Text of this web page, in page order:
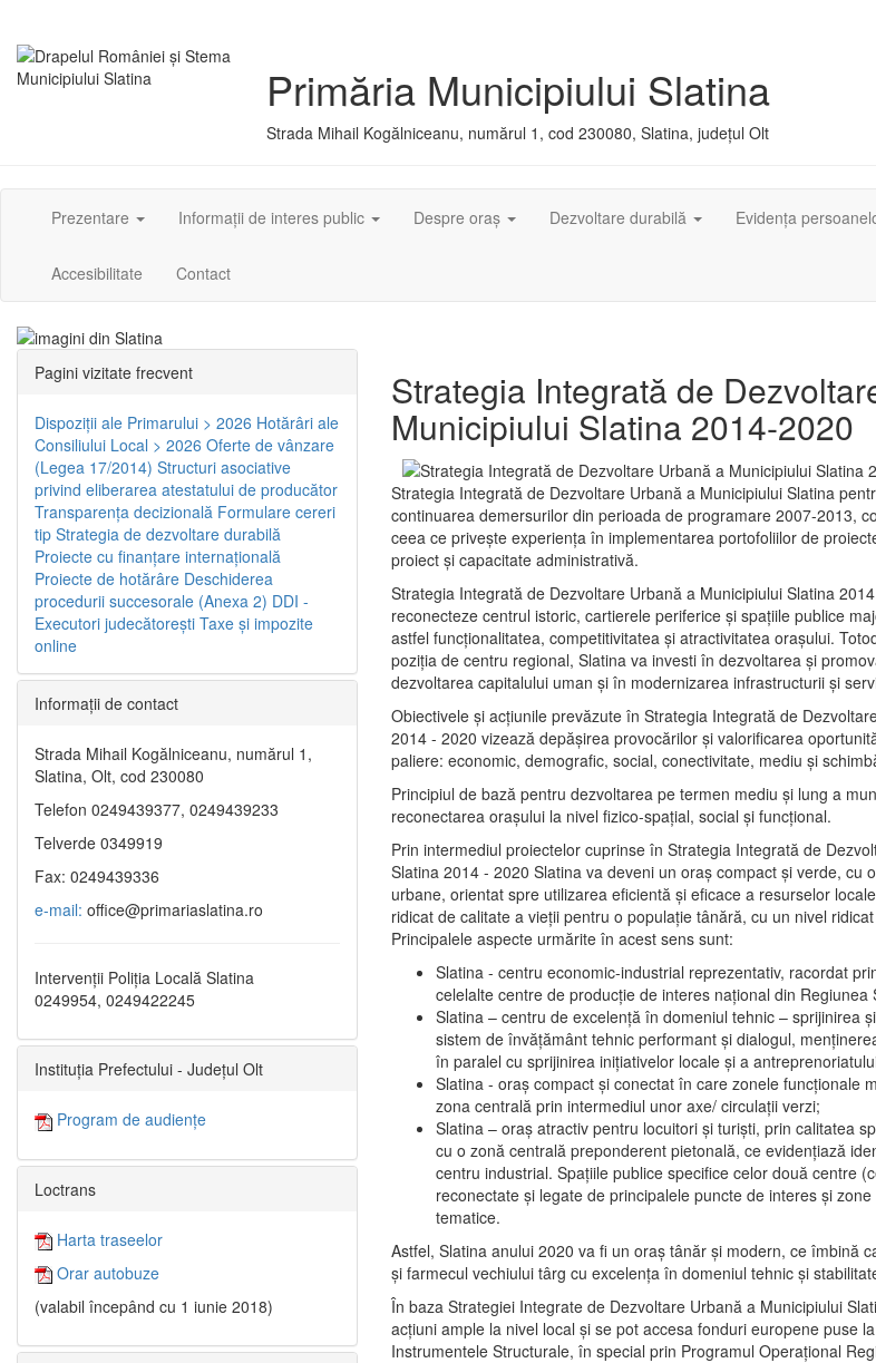
Primăria Municipiului Slatina
Strada Mihail Kogălniceanu, numărul 1, cod 230080, Slatina, județul Olt
Prezentare Informații de interes public Despre oraș Dezvoltare durabilă Evidența
Accesibilitate Contact
Strategia Integrată de
Municipiului Slatina 2014-2020
Strategia Integrată de Dezvoltare Urbană a Municipiului Slatina
continuarea demersurilor din perioada de programare 2007-2013,
ceea ce priveşte experienţa în implementarea portofoliilor de
proiect și capacitate administrativă.
Strategia Integrată de Dezvoltare Urbană a Municipiului Slatina
reconecteze centrul istoric, cartierele periferice şi spaţiile publice
astfel funcţionalitatea, competitivitatea şi atractivitatea oraşului.
poziţia de centru regional, Slatina va investi în dezvoltarea şi
dezvoltarea capitalului uman şi în modernizarea infrastructurii şi
Obiectivele şi acţiunile prevăzute în Strategia Integrată de
2014 - 2020 vizează depășirea provocărilor şi valorificarea
paliere: economic, demografic, social, conectivitate, mediu şi
Principiul de bază pentru dezvoltarea pe termen mediu şi lung a
reconectarea oraşului la nivel fizico-spaţial, social şi funcţional.
Prin intermediul proiectelor cuprinse în Strategia Integrată de
Slatina 2014 - 2020 Slatina va deveni un oraş compact şi verde, cu
urbane, orientat spre utilizarea eficientă şi eficace a resurselor
ridicat de calitate a vieţii pentru o populaţie tânără, cu un nivel
Principalele aspecte urmărite în acest sens sunt:
Slatina - centru economic-industrial reprezentativ, racordat
celelalte centre de producţie de interes naţional din Regiunea
Slatina – centru de excelenţă în domeniul tehnic – sprijinirea
sistem de învăţământ tehnic performant şi dialogul,
în paralel cu sprijinirea iniţiativelor locale şi a
Slatina - oraş compact şi conectat în care zonele funcţionale
zona centrală prin intermediul unor axe/ circulații verzi;
Slatina – oraş atractiv pentru locuitori şi turişti, prin calitatea
cu o zonă centrală preponderent pietonală, ce evidenţiază
centru industrial. Spaţiile publice specifice celor două centre
reconectate şi legate de principalele puncte de interes şi
tematice.
Astfel, Slatina anului 2020 va fi un oraş tânăr şi modern, ce îmbină
şi farmecul vechiului târg cu excelenţa în domeniul tehnic şi
În baza Strategiei Integrate de Dezvoltare Urbană a Municipiului
acţiuni ample la nivel local şi se pot accesa fonduri europene puse
Instrumentele Structurale, în special prin Programul Operațional
Pagini vizitate frecvent
Dispoziţii ale Primarului > 2026 Hotărâri ale
Consiliului Local > 2026 Oferte de vânzare
(Legea 17/2014) Structuri asociative
privind eliberarea atestatului de producător
Transparenţa decizională Formulare cereri
tip Strategia de dezvoltare durabilă
Proiecte cu finanţare internaţională
Proiecte de hotărâre Deschiderea
procedurii succesorale (Anexa 2) DDI -
Executori judecătorești Taxe şi impozite
online
Informaţii de contact
Strada Mihail Kogălniceanu, numărul 1,
Slatina, Olt, cod 230080
Telefon 0249439377, 0249439233
Telverde 0349919
Fax: 0249439336
e-mail: office@primariaslatina.ro
Intervenții Poliția Locală Slatina
0249954, 0249422245
Instituția Prefectului - Județul Olt
Program de audiențe
Loctrans
Harta traseelor
Orar autobuze
(valabil începând cu 1 iunie 2018)